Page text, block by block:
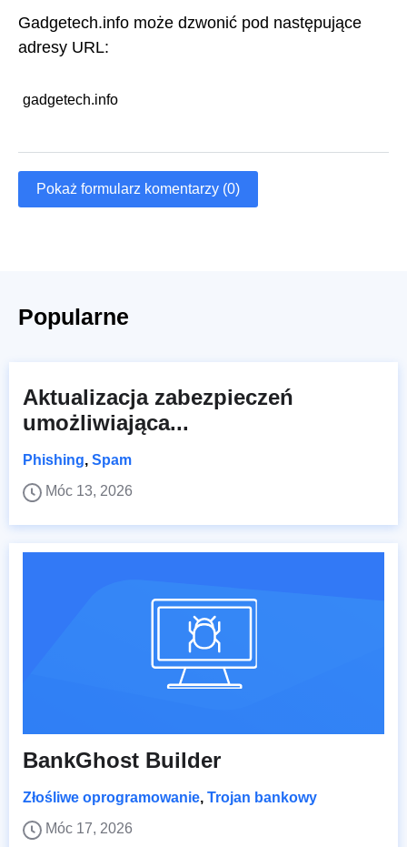
Gadgetech.info może dzwonić pod następujące
adresy URL:
gadgetech.info
Pokaż formularz komentarzy (0)
Popularne
Aktualizacja zabezpieczeń
umożliwiająca...
Phishing, Spam
Móc 13, 2026
BankGhost Builder
Złośliwe oprogramowanie, Trojan bankowy
Móc 17, 2026